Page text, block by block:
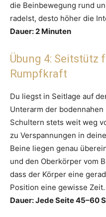
die Beinbewegung rund
radelst, desto höher die
Dauer: 2 Minuten
Übung 4: Seitstütz
Rumpfkraft
Du liegst in Seitlage auf
Unterarm der
Schultern stets weit weg
zu Verspannungen in
Beine liegen genau
und den Oberkörper vom
dass der Körper eine
Position eine gewisse Zeit.
Dauer: Jede Seite 45–60